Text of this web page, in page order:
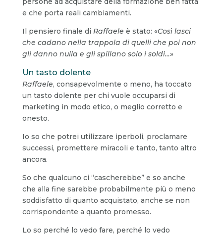
e che porta reali cambiamenti.
Il pensiero finale di Raffaele è stato: «Così lasci
che cadano nella trappola di quelli che poi non
gli danno nulla e gli spillano solo i soldi…»
Un tasto dolente
Raffaele, consapevolmente o meno, ha toccato
un tasto dolente per chi vuole occuparsi di
marketing in modo etico, o meglio corretto e
onesto.
Io so che potrei utilizzare iperboli, proclamare
successi, promettere miracoli e tanto, tanto altro
ancora.
So che qualcuno ci “cascherebbe” e so anche
che alla fine sarebbe probabilmente più o meno
soddisfatto di quanto acquistato, anche se non
corrispondente a quanto promesso.
Lo so perché lo vedo fare, perché lo vedo